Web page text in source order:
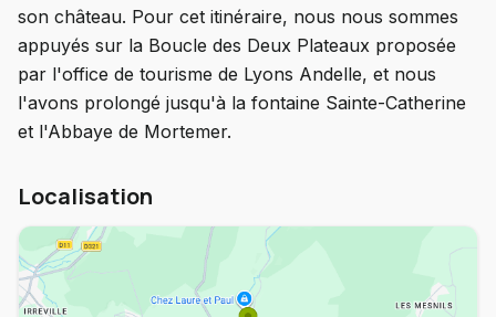
son château. Pour cet itinéraire, nous nous sommes
appuyés sur la Boucle des Deux Plateaux proposée
par l'office de tourisme de Lyons Andelle, et nous
l'avons prolongé jusqu'à la fontaine Sainte-Catherine
et l'Abbaye de Mortemer.
Localisation